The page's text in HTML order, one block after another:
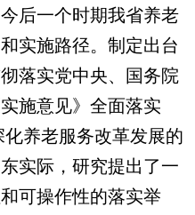
后一个时期我省养老
实施路径。制定出台
落实党中央、国务院
施意见》全面落实
化养老服务改革发展的
实际，研究提出了一
可操作性的落实举